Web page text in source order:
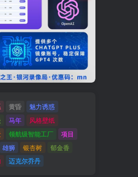
黄昏
魅力诱惑
马年
风格壁纸
领航级智能工厂
项目
雄狮 银杏树
郁金香
迈克尔乔丹